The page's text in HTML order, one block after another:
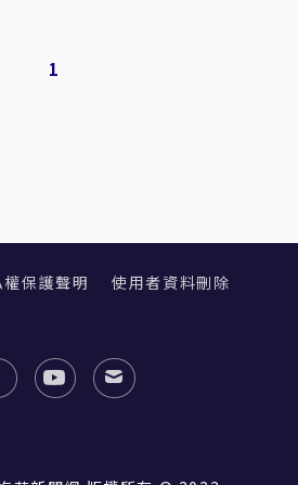
1
權保護聲明 使用者資料刪除